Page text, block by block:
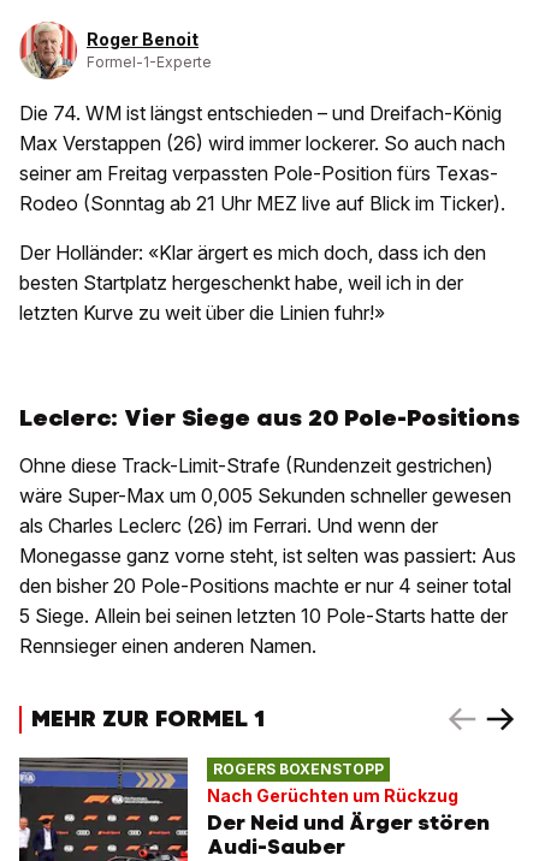
Roger Benoit
Formel-1-Experte
Die 74. WM ist längst entschieden – und Dreifach-König
Max Verstappen (26) wird immer lockerer. So auch nach
seiner am Freitag verpassten Pole-Position fürs Texas-
Rodeo (Sonntag ab 21 Uhr MEZ live auf Blick im Ticker).
Der Holländer: «Klar ärgert es mich doch, dass ich den
besten Startplatz hergeschenkt habe, weil ich in der
letzten Kurve zu weit über die Linien fuhr!»
Leclerc: Vier Siege aus 20 Pole-Positions
Ohne diese Track-Limit-Strafe (Rundenzeit gestrichen)
wäre Super-Max um 0,005 Sekunden schneller gewesen
als Charles Leclerc (26) im Ferrari. Und wenn der
Monegasse ganz vorne steht, ist selten was passiert: Aus
den bisher 20 Pole-Positions machte er nur 4 seiner total
5 Siege. Allein bei seinen letzten 10 Pole-Starts hatte der
Rennsieger einen anderen Namen.
MEHR ZUR FORMEL 1
ROGERS BOXENSTOPP
Nach Gerüchten um Rückzug
Der Neid und Ärger stören
Audi-Sauber